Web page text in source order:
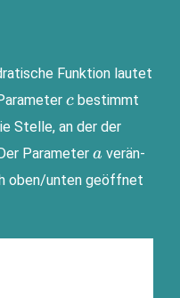
Funk­ti­on lau­tet
c
cbestimmt
Stel­le, an der der
Para­me­ter a
a ver­än­
oben/unten geöff­net